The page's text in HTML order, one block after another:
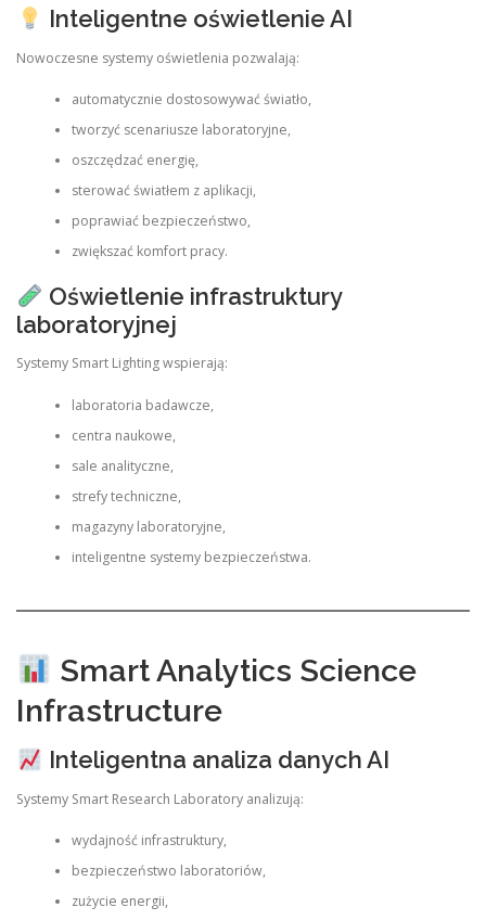
Inteligentne oświetlenie AI
Nowoczesne systemy oświetlenia pozwalają:
automatycznie dostosowywać światło,
tworzyć scenariusze laboratoryjne,
oszczędzać energię,
sterować światłem z aplikacji,
poprawiać bezpieczeństwo,
zwiększać komfort pracy.
Oświetlenie infrastruktury
laboratoryjnej
Systemy Smart Lighting wspierają:
laboratoria badawcze,
centra naukowe,
sale analityczne,
strefy techniczne,
magazyny laboratoryjne,
inteligentne systemy bezpieczeństwa.
Smart Analytics Science
Infrastructure
Inteligentna analiza danych AI
Systemy Smart Research Laboratory analizują:
wydajność infrastruktury,
bezpieczeństwo laboratoriów,
zużycie energii,